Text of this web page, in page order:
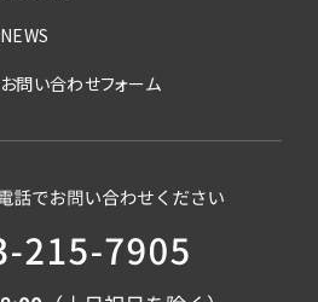
NEWS
お問い合わせフォーム